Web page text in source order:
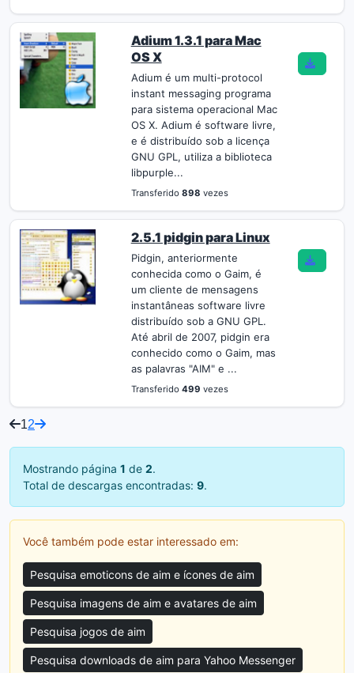
Adium 1.3.1 para Mac
OS X
Adium é um multi-protocol
instant messaging programa
para sistema operacional Mac
OS X. Adium é software livre,
e é distribuído sob a licença
GNU GPL, utiliza a biblioteca
libpurple...
Transferido 898 vezes
2.5.1 pidgin para Linux
Pidgin, anteriormente
conhecida como o Gaim, é
um cliente de mensagens
instantâneas software livre
distribuído sob a GNU GPL.
Até abril de 2007, pidgin era
conhecido como o Gaim, mas
as palavras "AIM" e ...
Transferido 499 vezes
12
Mostrando página 1 de 2.
Total de descargas encontradas: 9.
Você também pode estar interessado em:
Pesquisa emoticons de aim e ícones de aim
Pesquisa imagens de aim e avatares de aim
Pesquisa jogos de aim
Pesquisa downloads de aim para Yahoo Messenger